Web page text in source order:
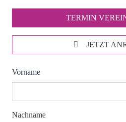
TERMIN
JETZT
Vorname
Nachname